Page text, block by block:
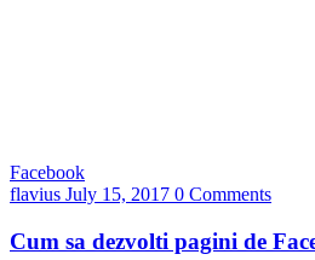
Facebook
flavius July 15, 2017 0 Comments
Cum sa dezvolti pagini de